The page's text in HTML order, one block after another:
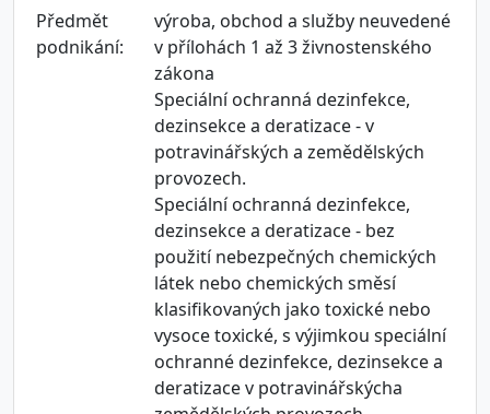
Předmět
podnikání:
výroba, obchod a služby neuvedené
v přílohách 1 až 3 živnostenského
zákona
Speciální ochranná dezinfekce,
dezinsekce a deratizace - v
potravinářských a zemědělských
provozech.
Speciální ochranná dezinfekce,
dezinsekce a deratizace - bez
použití nebezpečných chemických
látek nebo chemických směsí
klasifikovaných jako toxické nebo
vysoce toxické, s výjimkou speciální
ochranné dezinfekce, dezinsekce a
deratizace v potravinářskýcha